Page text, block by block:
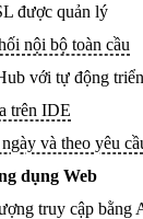
được quản lý
nội bộ toàn cầu
với tự động
trên IDE
và theo yêu
dụng Web
truy cập bằng